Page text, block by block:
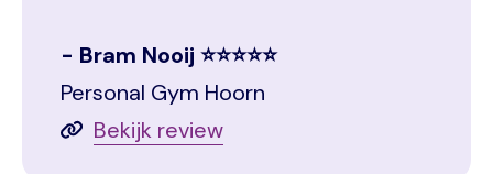
Bram Nooij ⭐⭐⭐⭐⭐
Personal Gym Hoorn
Bekijk review